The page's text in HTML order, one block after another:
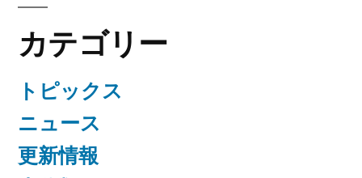
カテゴリー
トピックス
ニュース
更新情報